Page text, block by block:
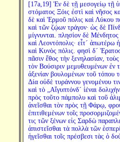
[17a,19] Ἐν δὲ τῇ μεσογείῳ τῇ
στόματος Ξόις ἐστὶ καὶ νῆσος
δὲ καὶ Ἑρμοῦ πόλις καὶ Λύκου
καὶ τῶν ζῴων τράγον· ὡς δὲ
μίγνυνται. πλησίον δὲ Μένδητος
καὶ Λεοντόπολις· εἶτ´
καὶ Κυνὸς πόλις. φησὶ δ´
πᾶσιν ἔθος τὴν ξενηλασίαν,
τὸν Βούσιριν μεμυθευμένων ἐν
ἀξενίαν βουλομένων τοῦ τόπου
Δία οὐδὲ τυράννου γενομένου
καὶ τὸ „Αἴγυπτόνδ´ ἰέναι
πρὸς τοῦτο πάμπολυ καὶ τοῦ
ἀνεῖσθαι τὸν πρὸς τῇ Φάρῳ,
ἐπιτιθεμένων τοῖς
τις τῶν ξένων εἰς Σαρδὼ
ἀπιστεῖσθαι τὰ πολλὰ τῶν
ἡγεῖσθαι τοῖς πρέσβεσι τὰς ὁ